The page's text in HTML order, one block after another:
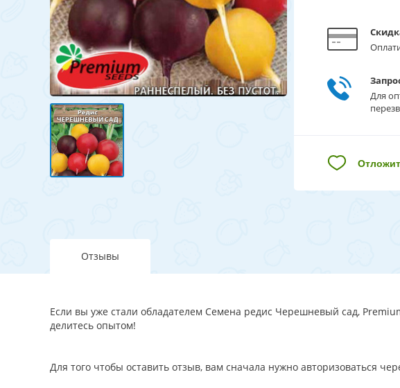
Для
Отзывы
Если вы уже стали обладателем Семена редис Черешневый сад,
делитесь опытом!
Для того чтобы оставить отзыв, вам сначала нужно авторизоваться